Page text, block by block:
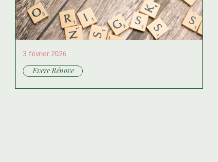
3 février 2026
Evere Rénove